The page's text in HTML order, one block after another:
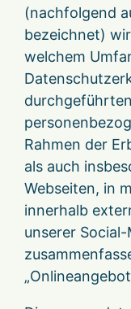
(nachfolgend
bezeichnet)
welchem
Rahmen der
als auch
Webseiten, in
innerhalb
unserer